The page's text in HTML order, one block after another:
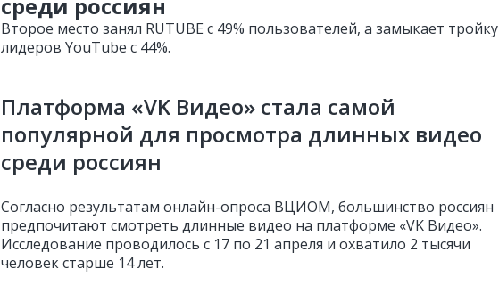
Второе место занял RUTUBE с 49% пользователей, а замыкает тройку
лидеров YouTube с 44%.
Платформа «VK Видео» стала самой
популярной для просмотра длинных видео
среди россиян
Согласно результатам онлайн-опроса ВЦИОМ, большинство россиян
предпочитают смотреть длинные видео на платформе «VK Видео».
Исследование проводилось с 17 по 21 апреля и охватило 2 тысячи
человек старше 14 лет.